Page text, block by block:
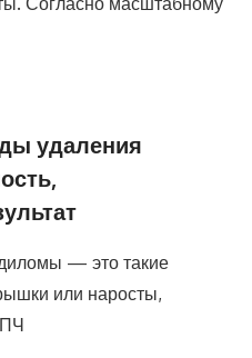
удаления
— это такие
или наросты,